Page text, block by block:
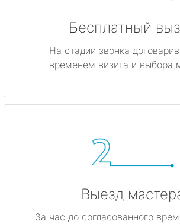
Бесплатный
На стадии звонка
временем визита и выбора
Выезд
За час до согласованного